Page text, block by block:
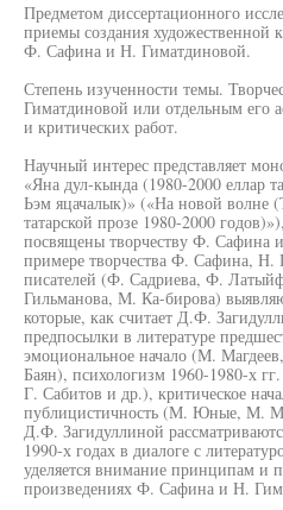
Предметом диссертационного
приемы создания художественной
Ф. Сафина и Н. Гиматдиновой.
Степень изученности темы.
Гиматдиновой или отдельным его
и критических работ.
Научный интерес представляет
«Яна дул-кында (1980-2000 еллар
Ьэм яцачалык)» («На новой волне
татарской прозе 1980-2000
посвящены творчеству Ф. Сафина
примере творчества Ф. Сафина, Н.
писателей (Ф. Садриева, Ф.
Гильманова, М. Ка-бирова)
которые, как считает Д.Ф.
предпосылки в литературе
эмоциональное начало (М.
Баян), психологизм 1960-1980-х
Г. Сабитов и др.), критическое
публицистичность (М. Юные, М.
Д.Ф. Загидуллиной
1990-х годах в диалоге с
уделяется внимание принципам и
произведениях Ф. Сафина и Н.